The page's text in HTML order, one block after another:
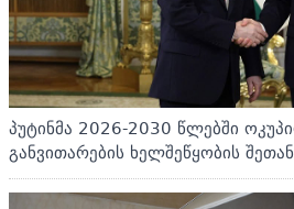
პუტინმა 2026-2030 წლებში
განვითარების ხელშეწყობის